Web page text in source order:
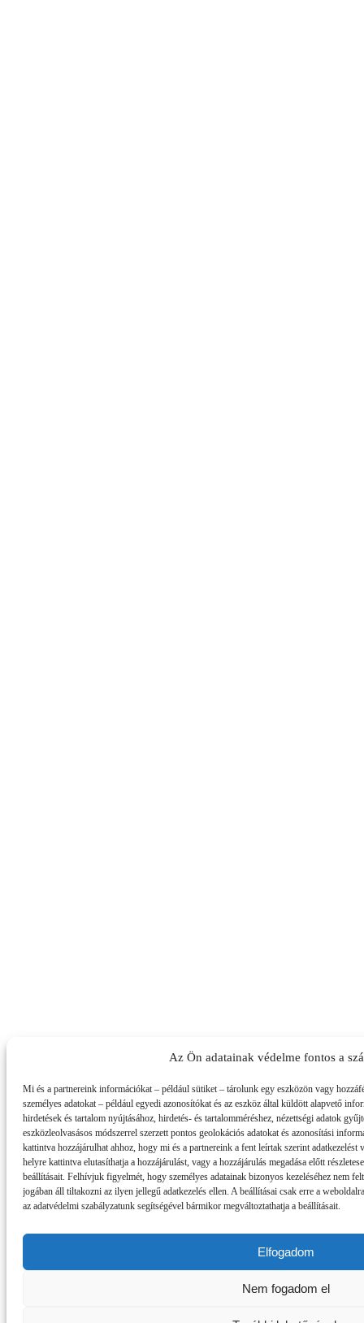
Az Ön adatainak védelme fontos a
Mi és a partnereink információkat – például sütiket – tárolunk egy eszközön vagy
személyes adatokat – például egyedi azonosítókat és az eszköz által küldött alapvető
hirdetések és tartalom nyújtásához, hirdetés- és tartalomméréshez, nézettségi adatok
eszközleolvasásos módszerrel szerzett pontos geolokációs adatokat és azonosítási
kattintva hozzájárulhat ahhoz, hogy mi és a partnereink a fent leírtak szerint
helyre kattintva elutasíthatja a hozzájárulást, vagy a hozzájárulás megadása előtt
beállításait. Felhívjuk figyelmét, hogy személyes adatainak bizonyos kezeléséhez nem
jogában áll tiltakozni az ilyen jellegű adatkezelés ellen. A beállításai csak erre a
az adatvédelmi szabályzatunk segítségével bármikor megváltoztathatja a beállításait.
Elfogadom
Nem fogadom el